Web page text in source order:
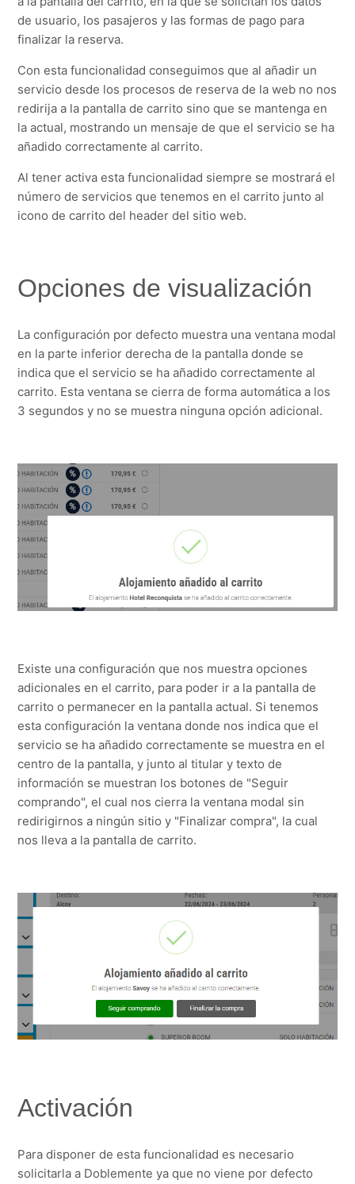
Módulo de afiliados – Marca blanca
de usuario, los pasajeros y las formas de pago para
finalizar la reserva.
Con esta funcionalidad conseguimos que al añadir un
servicio desde los procesos de reserva de la web no nos
redirija a la pantalla de carrito sino que se mantenga en
la actual, mostrando un mensaje de que el servicio se ha
añadido correctamente al carrito.
Al tener activa esta funcionalidad siempre se mostrará el
número de servicios que tenemos en el carrito junto al
icono de carrito del header del sitio web.
Opciones de visualización
La configuración por defecto muestra una ventana modal
en la parte inferior derecha de la pantalla donde se
indica que el servicio se ha añadido correctamente al
carrito. Esta ventana se cierra de forma automática a los
3 segundos y no se muestra ninguna opción adicional.
Existe una configuración que nos muestra opciones
adicionales en el carrito, para poder ir a la pantalla de
carrito o permanecer en la pantalla actual. Si tenemos
esta configuración la ventana donde nos indica que el
servicio se ha añadido correctamente se muestra en el
centro de la pantalla, y junto al titular y texto de
información se muestran los botones de "Seguir
comprando", el cual nos cierra la ventana modal sin
redirigirnos a ningún sitio y "Finalizar compra", la cual
nos lleva a la pantalla de carrito.
Activación
Para disponer de esta funcionalidad es necesario
solicitarla a Doblemente ya que no viene por defecto